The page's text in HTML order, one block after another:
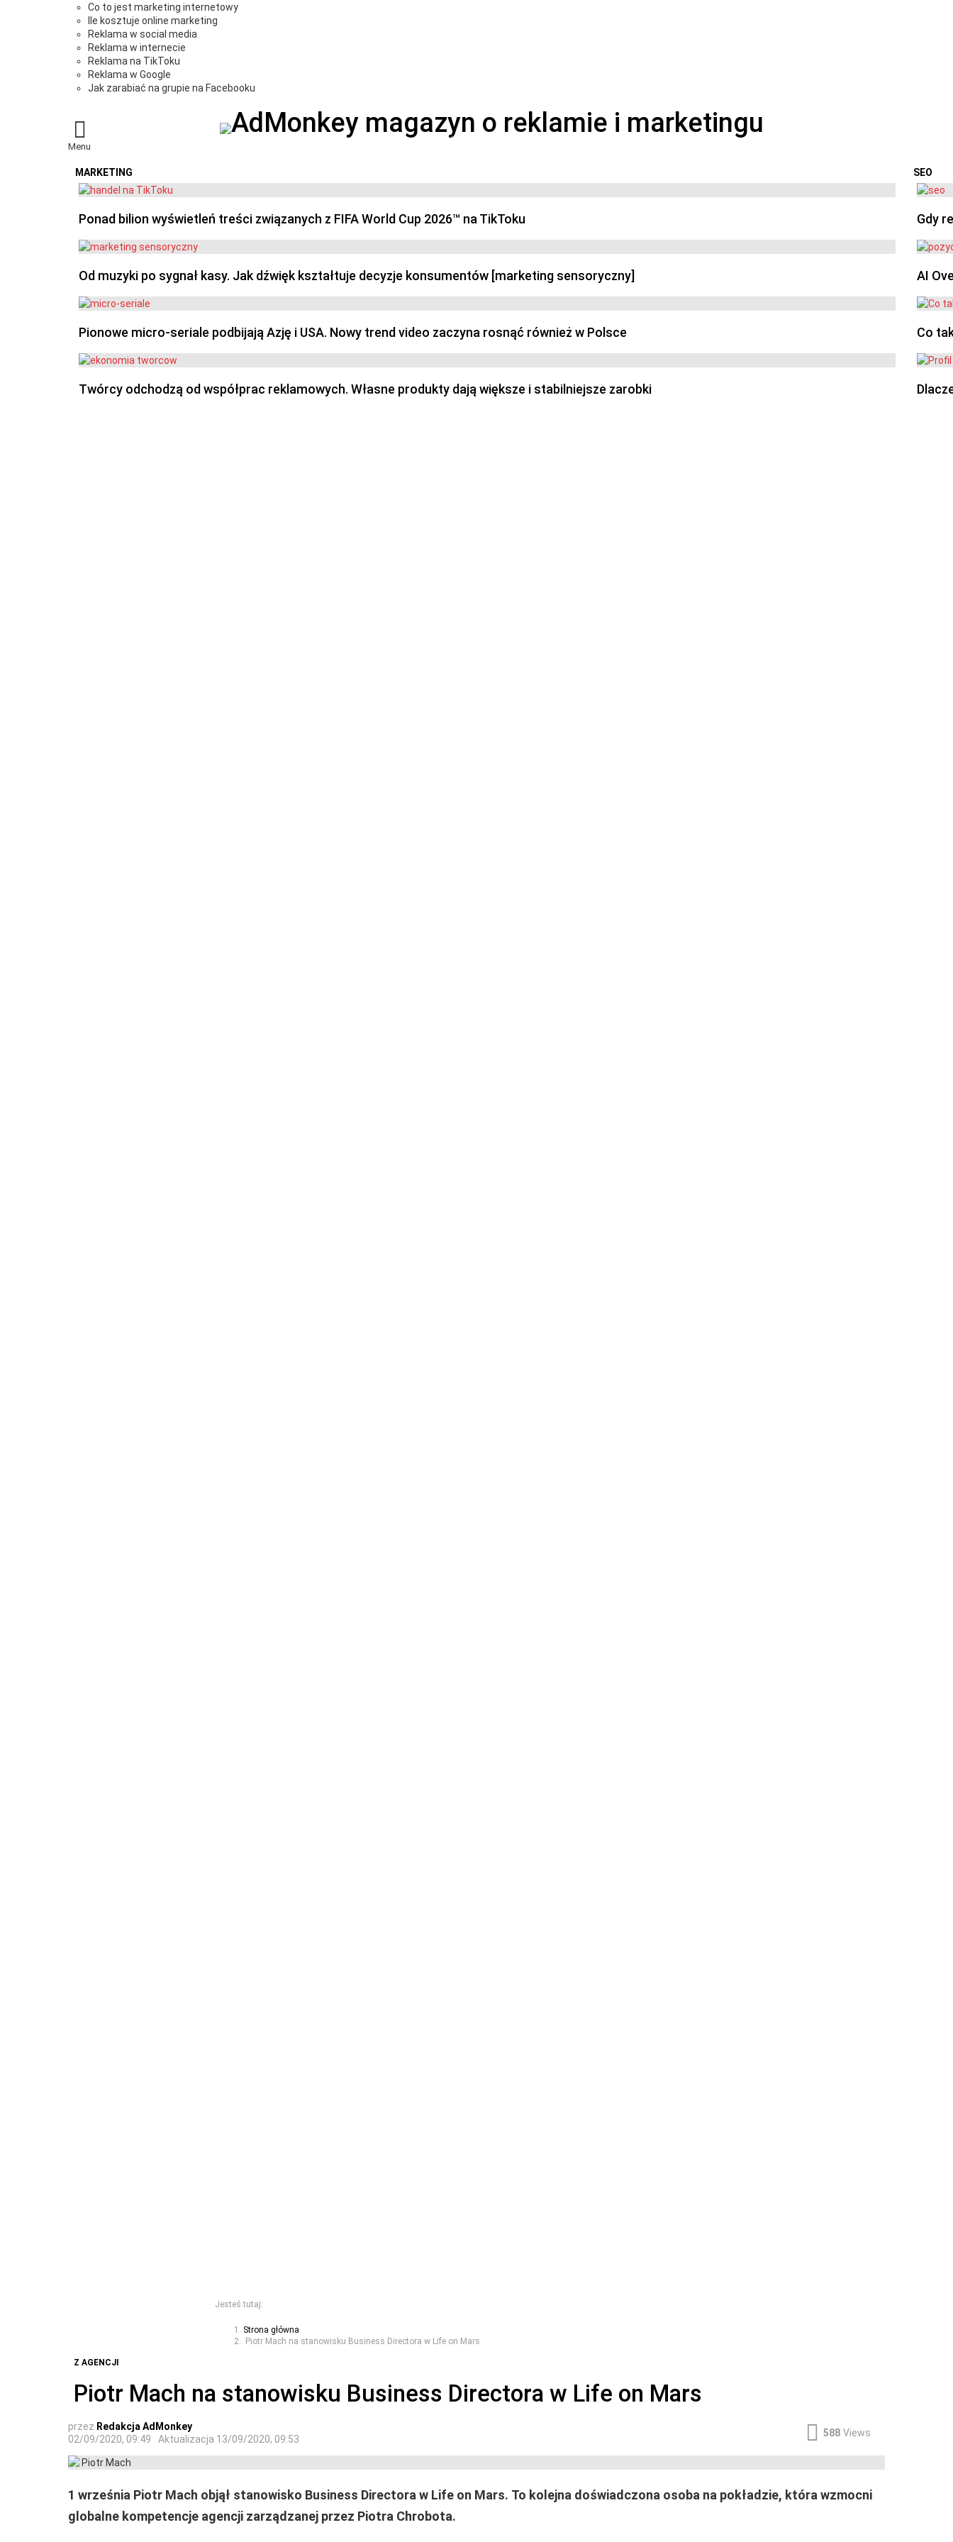
Co to jest marketing internetowy
Ile kosztuje online marketing
Reklama w social media
Reklama w internecie
Reklama na TikToku
Reklama w Google
Jak zarabiać na grupie na Facebooku
Menu magazyn o marketingu, reklamie i kreatywności
MARKETING
OSTATNIE
Ponad bilion wyświetleń treści związanych z FIFA World Cup 2026™ na TikToku
Od muzyki po sygnał kasy. Jak dźwięk kształtuje decyzje konsumentów [marketing sensoryczny]
Pionowe micro-seriale podbijają Azję i USA. Nowy trend video zaczyna rosnąć również w Polsce
Twórcy odchodzą od współprac reklamowych. Własne produkty dają większe i stabilniejsze zarobki
SEO
Gdy
AI
Co
Jesteś tutaj:
Strona główna
Piotr Mach na stanowisku Business Directora w Life on Mars
Z AGENCJI
Piotr Mach na stanowisku Business Directora w Life on Mars
przez Redakcja AdMonkey
02/09/2020, 09:49
Aktualizacja 13/09/2020, 09:53
588 Views
1 września Piotr Mach objął stanowisko Business Directora w Life on Mars. To kolejna doświadczona osoba na pokładzie, która wzmocni
globalne kompetencje agencji zarządzanej przez Piotra Chrobota.